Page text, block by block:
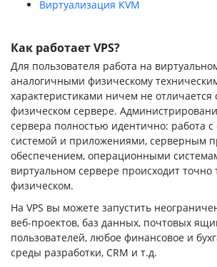
Виртуализация KVM
Как работает VPS?
Для пользователя работа на
аналогичными физическому
характеристиками ничем не отличается
физическом сервере.
сервера полностью идентично: работа
системой и приложениями, серверным
обеспечением, операционными
виртуальном сервере происходит точно
физическом.
На VPS вы можете запустить
веб-проектов, баз данных, почтовых
пользователей, любое финансовое и
среды разработки, CRM и т.д.